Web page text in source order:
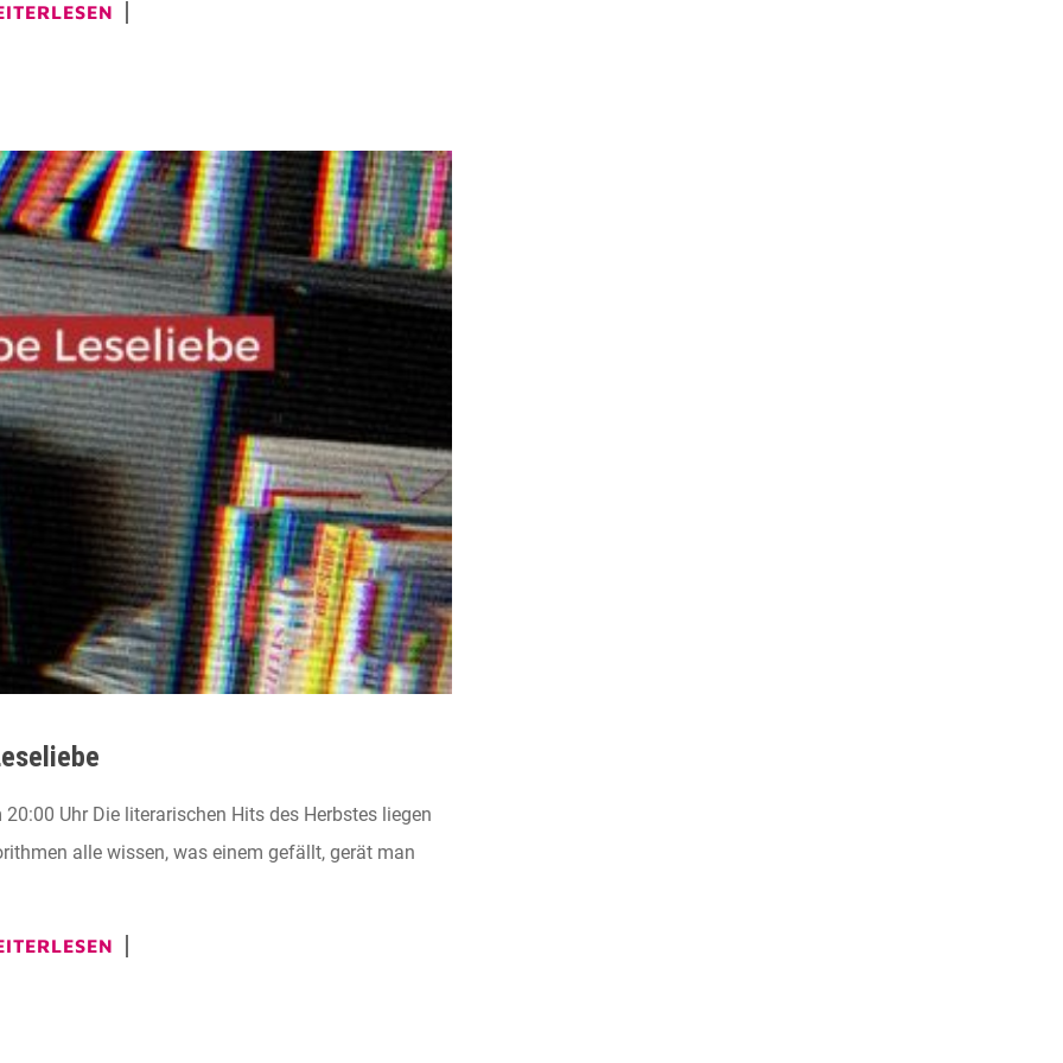
20:00 Uhr Die literarischen Hits des Herbstes liegen
alle wissen, was einem gefällt, gerät man